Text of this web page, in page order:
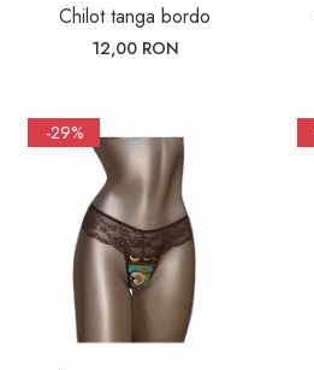
Chilot tanga bordo
12,00 RON
-29%